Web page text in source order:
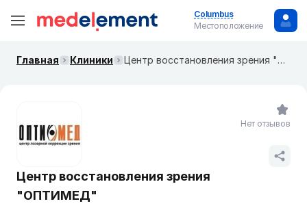
Columbus
Местоположение
Главная Клиники Центр восстановления зрения "ОПТИМЕД"
Центр восстановления зрения
"ОПТИМЕД"
Нет отзывов